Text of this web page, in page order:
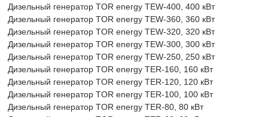
Дизельный генератор TOR energy TEW-400, 400 кВт
Дизельный генератор TOR energy TEW-360, 360 кВт
Дизельный генератор TOR energy TEW-320, 320 кВт
Дизельный генератор TOR energy TEW-300, 300 кВт
Дизельный генератор TOR energy TEW-250, 250 кВт
Дизельный генератор TOR energy TER-160, 160 кВт
Дизельный генератор TOR energy TER-120, 120 кВт
Дизельный генератор TOR energy TER-100, 100 кВт
Дизельный генератор TOR energy TER-80, 80 кВт